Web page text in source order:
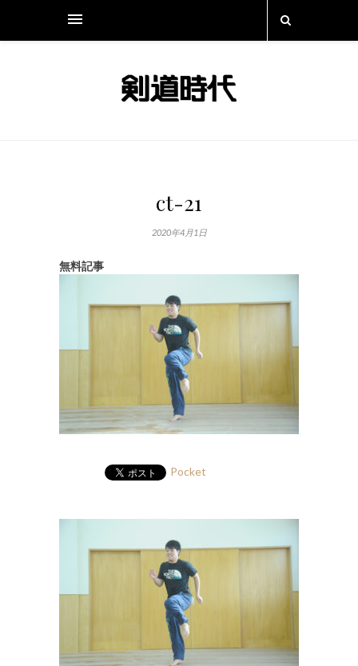
ct-21
2020年4月1日
無料記事
Pocket